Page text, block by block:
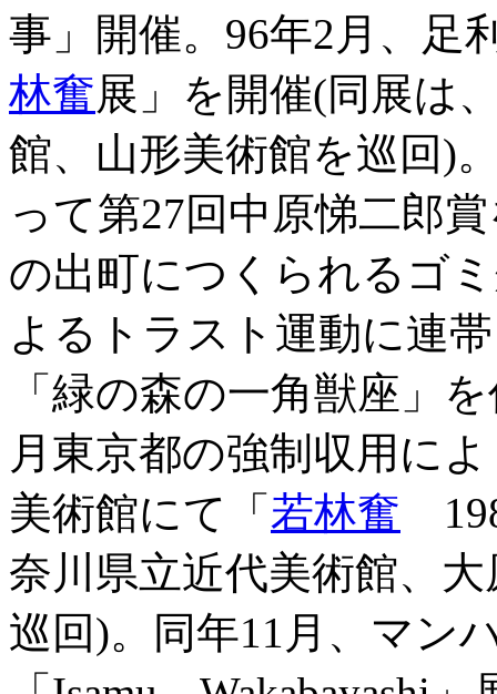
事」開催。96年2月、
林奮展」を開催(同展は
館、山形美術館を巡回
って第27回中原悌二郎
の出町につくられるゴ
よるトラスト運動に連
「緑の森の一角獣座」
月東京都の強制収用に
美術館にて「 若林奮
奈川県立近代美術館、
巡回)。同年11月、マン